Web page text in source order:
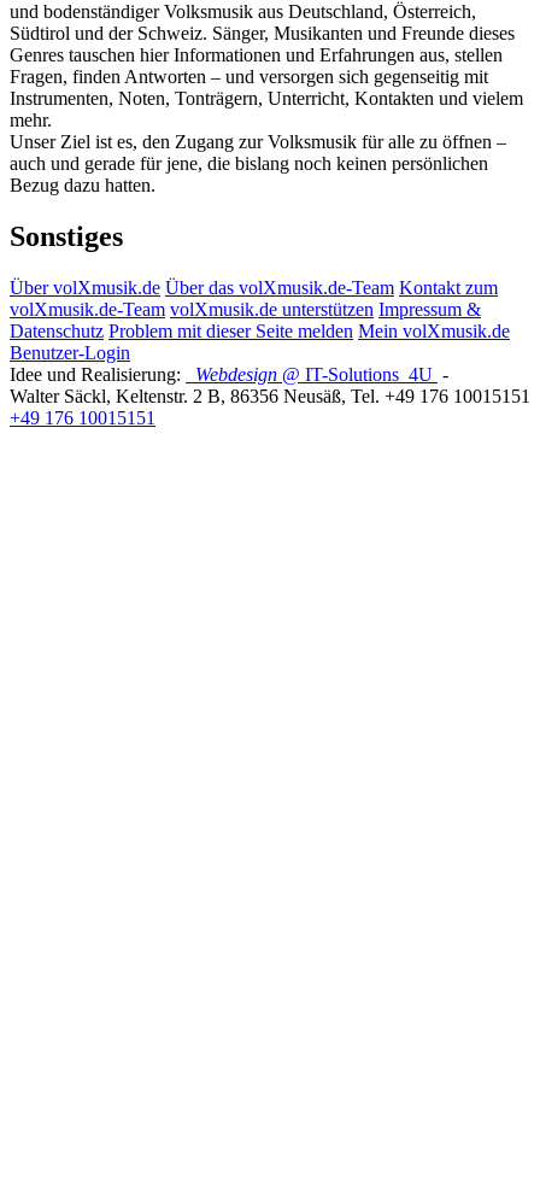
und bodenständiger Volksmusik aus Deutschland, Österreich,
Südtirol und der Schweiz. Sänger, Musikanten und Freunde dieses
Genres tauschen hier Informationen und Erfahrungen aus, stellen
Fragen, finden Antworten – und versorgen sich gegenseitig mit
Instrumenten, Noten, Tonträgern, Unterricht, Kontakten und vielem
mehr.
Unser Ziel ist es, den Zugang zur Volksmusik für alle zu öffnen –
auch und gerade für jene, die bislang noch keinen persönlichen
Bezug dazu hatten.
Sonstiges
Über volXmusik.de Über das volXmusik.de-Team Kontakt zum
volXmusik.de-Team volXmusik.de unterstützen Impressum &
Datenschutz Problem mit dieser Seite melden Mein volXmusik.de
Benutzer-Login
Idee und Realisierung:
Webdesign @ IT-Solutions 4U -
Walter Säckl, Keltenstr. 2 B, 86356 Neusäß, Tel. +49 176 10015151
+49 176 10015151